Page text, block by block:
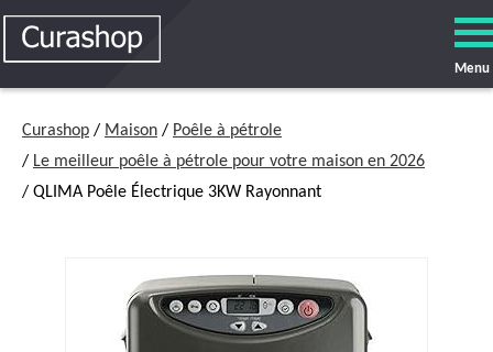
Menu
Curashop / Maison / Poêle à pétrole
/ Le meilleur poêle à pétrole pour votre maison en 2026
/ QLIMA Poêle Électrique 3KW Rayonnant